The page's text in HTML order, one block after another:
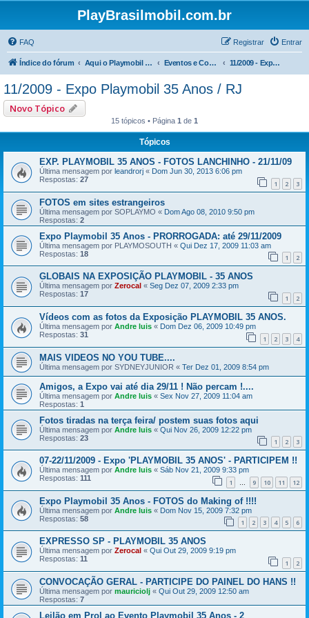
PlayBrasilmobil.com.br
FAQ Entrar
Registrar
Índice do fórum Aqui o Playmobil é notícia ! Eventos e Comemorações 11/2009 - Expo Playmobil 35 Anos / RJ
11/2009 - Expo Playmobil 35 Anos / RJ
Novo Tópico
15 tópicos • Página 1 de 1
Tópicos
EXP. PLAYMOBIL 35 ANOS - FOTOS LANCHINHO - 21/11/09
Última mensagem por leandrorj « Dom Jun 30, 2013 6:06 pm
Respostas: 27 1 2 3
FOTOS em sites estrangeiros
Última mensagem por SOPLAYMO « Dom Ago 08, 2010 9:50 pm
Respostas: 2
Expo Playmobil 35 Anos - PRORROGADA: até 29/11/2009
Última mensagem por PLAYMOSOUTH « Qui Dez 17, 2009 11:03 am
Respostas: 18 1 2
GLOBAIS NA EXPOSIÇÃO PLAYMOBIL - 35 ANOS
Última mensagem por Zerocal « Seg Dez 07, 2009 2:33 pm
Respostas: 17 1 2
Vídeos com as fotos da Exposição PLAYMOBIL 35 ANOS.
Última mensagem por Andre luis « Dom Dez 06, 2009 10:49 pm
Respostas: 31 1 2 3 4
MAIS VIDEOS NO YOU TUBE....
Última mensagem por SYDNEYJUNIOR « Ter Dez 01, 2009 8:54 pm
Amigos, a Expo vai até dia 29/11 ! Não percam !....
Última mensagem por Andre luis « Sex Nov 27, 2009 11:04 am
Respostas: 1
Fotos tiradas na terça feira/ postem suas fotos aqui
Última mensagem por Andre luis « Qui Nov 26, 2009 12:22 pm
Respostas: 23 1 2 3
07-22/11/2009 - Expo 'PLAYMOBIL 35 ANOS' - PARTICIPEM !!
Última mensagem por Andre luis « Sáb Nov 21, 2009 9:33 pm
Respostas: 111 1 … 9 10 11 12
Expo Playmobil 35 Anos - FOTOS do Making of !!!!
Última mensagem por Andre luis « Dom Nov 15, 2009 7:32 pm
Respostas: 58 1 2 3 4 5 6
EXPRESSO SP - PLAYMOBIL 35 ANOS
Última mensagem por Zerocal « Qui Out 29, 2009 9:19 pm
Respostas: 11 1 2
CONVOCAÇÃO GERAL - PARTICIPE DO PAINEL DO HANS !!
Última mensagem por mauriciolj « Qui Out 29, 2009 12:50 am
Respostas: 7
Leilão em Prol ao Evento Playmobil 35 Anos - 2